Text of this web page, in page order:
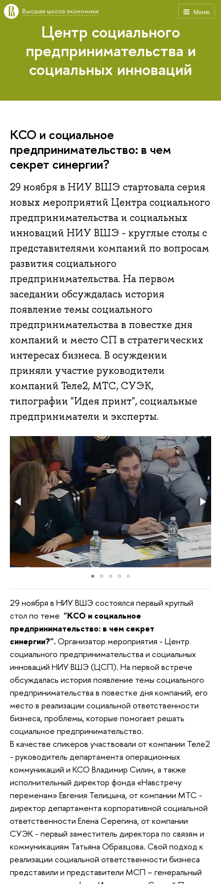
Меню
Высшая школа экономики
Центр социального
предпринимательства и
социальных инноваций
КСО и социальное
предпринимательство: в чем
секрет синергии?
29 ноября в НИУ ВШЭ стартовала серия
новых мероприятий Центра социального
предпринимательства и социальных
инноваций НИУ ВШЭ - круглые столы с
представителями компаний по вопросам
развития социального
предпринимательства. На первом
заседании обсуждалась история
появление темы социального
предпринимательства в повестке дня
компаний и место СП в стратегических
интересах бизнеса. В осуждении
приняли участие руководители
компаний Теле2, МТС, СУЭК,
типографии "Идея принт", социальные
предприниматели и эксперты.
29 ноября в НИУ ВШЭ состоялся первый круглый
стол по теме "КСО и социальное
предпринимательство: в чем секрет
синергии?".Организатор мероприятия - Центр
социального предпринимательства и социальных
инноваций НИУ ВШЭ (ЦСП). На первой встрече
обсуждалась история появление темы социального
предпринимательства в повестке дня компаний, его
место в реализации социальной ответственности
бизнеса, проблемы, которые помогает решать
социальное предпринимательство.
В качестве спикеров участвовали от компании Теле2
- руководитель департамента операционных
коммуникаций и КСО Владимир Силин, а также
исполнительный директор фонда «Навстречу
переменам» Евгения Телицына, от компании МТС -
директор департамента корпоративной социальной
ответственности Елена Серегина, от компании
СУЭК - первый заместитель директора по связям и
коммуникациям Татьяна Образцова. Свой подход к
реализации социальной ответственности бизнеса
представили и представители МСП – генеральный